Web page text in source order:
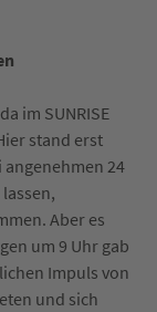
im SUNRISE
stand erst
24
Aber es
um 9 Uhr gab
Impuls von
und sich